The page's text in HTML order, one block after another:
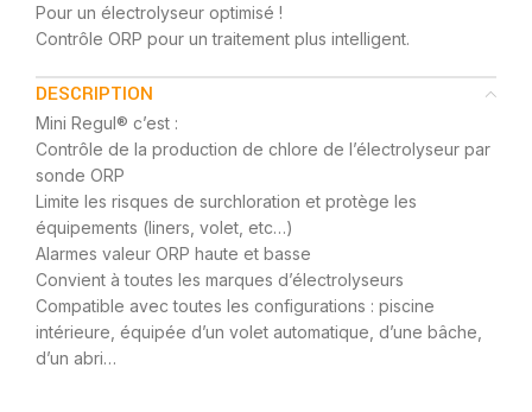
Pour un électrolyseur optimisé !
Contrôle ORP pour un traitement plus intelligent.
DESCRIPTION
Mini Regul® c’est :
Contrôle de la production de chlore de l’électrolyseur par
sonde ORP
Limite les risques de surchloration et protège les
équipements (liners, volet, etc…)
Alarmes valeur ORP haute et basse
Convient à toutes les marques d’électrolyseurs
Compatible avec toutes les configurations : piscine
intérieure, équipée d’un volet automatique, d’une bâche,
d’un abri…